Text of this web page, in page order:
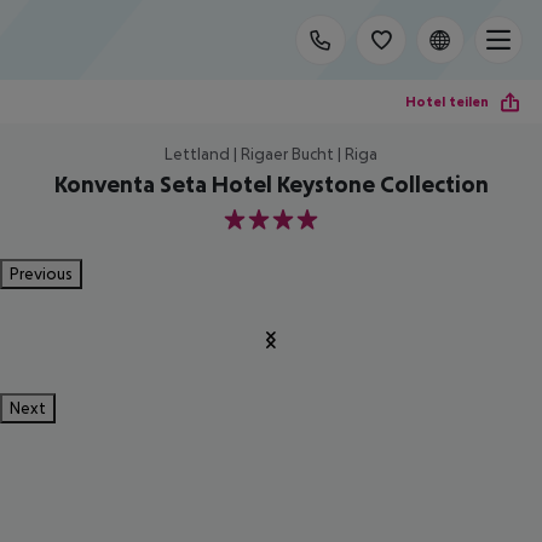
Hotel teilen
Lettland | Rigaer Bucht | Riga
Konventa Seta Hotel Keystone Collection
4
Previous
Next